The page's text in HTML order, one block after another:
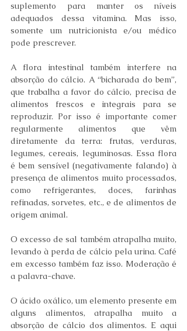
suplemento para manter os níveis
adequados dessa vitamina. Mas isso,
somente um nutricionista e/ou médico
pode prescrever.
A flora intestinal também interfere na
absorção do cálcio. A “bicharada do bem”,
que trabalha a favor do cálcio, precisa de
alimentos frescos e integrais para se
reproduzir. Por isso é importante comer
regularmente alimentos que vêm
diretamente da terra: frutas, verduras,
legumes, cereais, leguminosas. Essa flora
é bem sensível (negativamente falando) à
presença de alimentos muito processados,
como refrigerantes, doces, farinhas
refinadas, sorvetes, etc., e de alimentos de
origem animal.
O excesso de sal também atrapalha muito,
levando à perda de cálcio pela urina. Café
em excesso também faz isso. Moderação é
a palavra-chave.
O ácido oxálico, um elemento presente em
alguns alimentos, atrapalha muito a
absorção de cálcio dos alimentos. E aqui